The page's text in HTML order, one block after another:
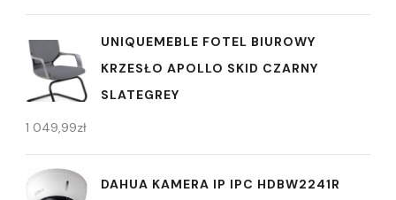
UNIQUEMEBLE FOTEL BIUROWY
KRZESŁO APOLLO SKID CZARNY
SLATEGREY
1 049,99zł
DAHUA KAMERA IP IPC HDBW2241R